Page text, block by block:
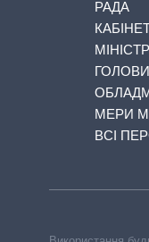
РАДА
ГОЛОВИ
МЕРИ
ВСІ